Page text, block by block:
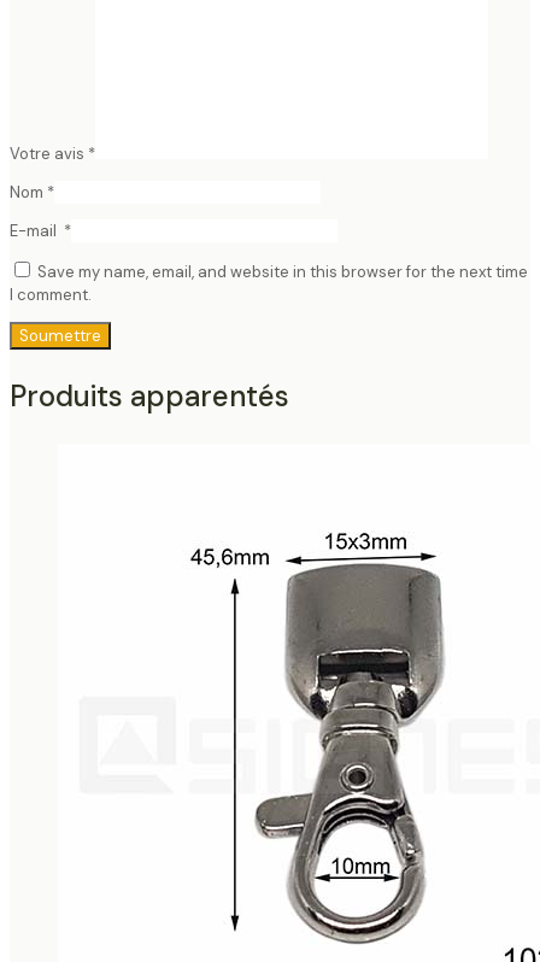
Votre avis *
Nom *
E-mail *
Save my name, email, and website in this browser for the next time
I comment.
Produits apparentés